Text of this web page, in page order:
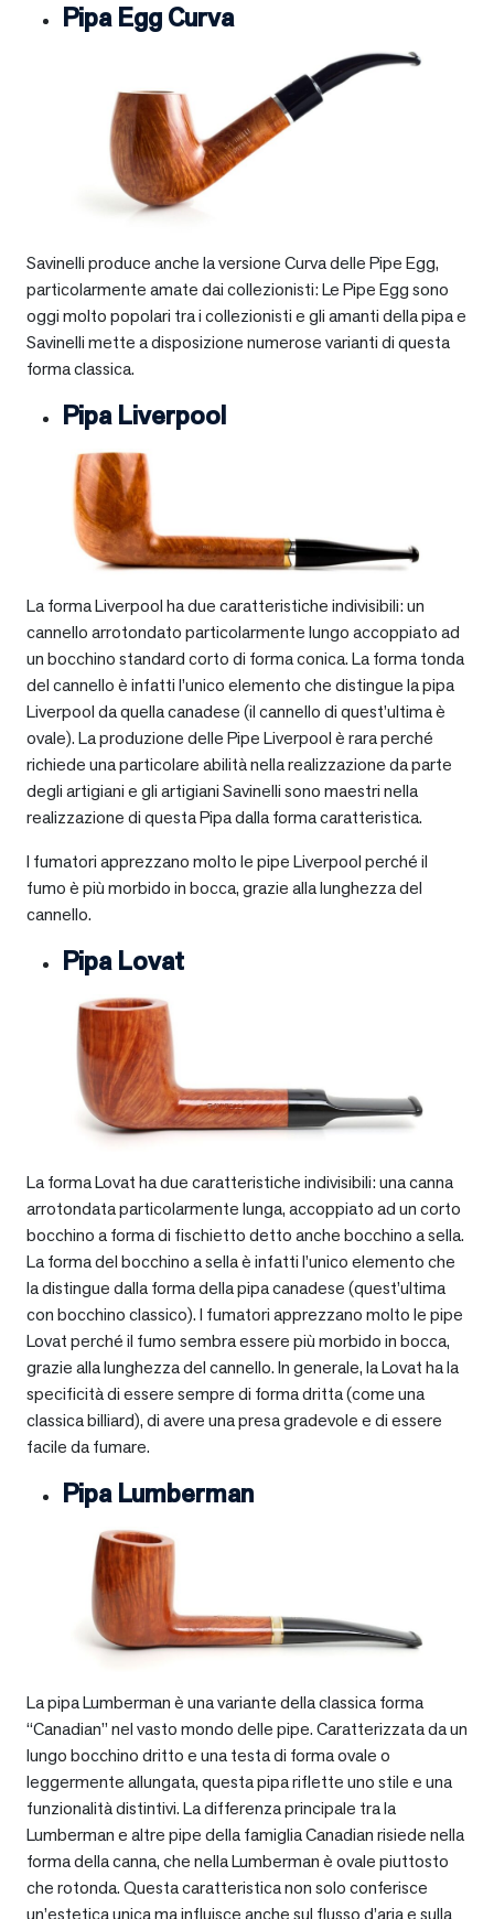
Pipa Egg Curva
Savinelli produce anche la versione Curva delle Pipe Egg,
particolarmente amate dai collezionisti: Le Pipe Egg sono
oggi molto popolari tra i collezionisti e gli amanti della pipa e
Savinelli mette a disposizione numerose varianti di questa
forma classica.
Pipa Liverpool
La forma Liverpool ha due caratteristiche indivisibili: un
cannello arrotondato particolarmente lungo accoppiato ad
un bocchino standard corto di forma conica. La forma tonda
del cannello è infatti l’unico elemento che distingue la pipa
Liverpool da quella canadese (il cannello di quest’ultima è
ovale). La produzione delle Pipe Liverpool è rara perché
richiede una particolare abilità nella realizzazione da parte
degli artigiani e gli artigiani Savinelli sono maestri nella
realizzazione di questa Pipa dalla forma caratteristica.
I fumatori apprezzano molto le pipe Liverpool perché il
fumo è più morbido in bocca, grazie alla lunghezza del
cannello.
Pipa Lovat
La forma Lovat ha due caratteristiche indivisibili: una canna
arrotondata particolarmente lunga, accoppiato ad un corto
bocchino a forma di fischietto detto anche bocchino a sella.
La forma del bocchino a sella è infatti l’unico elemento che
la distingue dalla forma della pipa canadese (quest’ultima
con bocchino classico). I fumatori apprezzano molto le pipe
Lovat perché il fumo sembra essere più morbido in bocca,
grazie alla lunghezza del cannello. In generale, la Lovat ha la
specificità di essere sempre di forma dritta (come una
classica billiard), di avere una presa gradevole e di essere
facile da fumare.
Pipa Lumberman
La pipa Lumberman è una variante della classica forma
“Canadian” nel vasto mondo delle pipe. Caratterizzata da un
lungo bocchino dritto e una testa di forma ovale o
leggermente allungata, questa pipa riflette uno stile e una
funzionalità distintivi. La differenza principale tra la
Lumberman e altre pipe della famiglia Canadian risiede nella
forma della canna, che nella Lumberman è ovale piuttosto
che rotonda. Questa caratteristica non solo conferisce
un’estetica unica ma influisce anche sul flusso d’aria e sulla